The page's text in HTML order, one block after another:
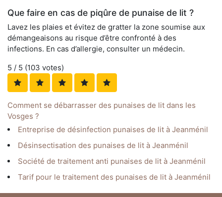
Que faire en cas de piqûre de punaise de lit ?
Lavez les plaies et évitez de gratter la zone soumise aux
démangeaisons au risque d’être confronté à des
infections. En cas d’allergie, consulter un médecin.
5 / 5 (103 votes)
Comment se débarrasser des punaises de lit dans les
Vosges ?
Entreprise de désinfection punaises de lit à Jeanménil
Désinsectisation des punaises de lit à Jeanménil
Société de traitement anti punaises de lit à Jeanménil
Tarif pour le traitement des punaises de lit à Jeanménil